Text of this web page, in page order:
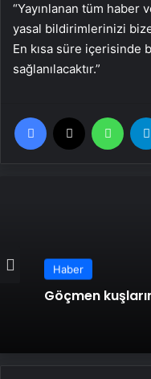
“Yayınlanan tüm
yasal bildirimlerinizi
En kısa süre
sağlanılacaktır.”
Facebook
Haber
Göçmen